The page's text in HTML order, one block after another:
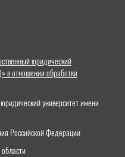
юридический
в отношении обработки
университет имени
Российской Федерации